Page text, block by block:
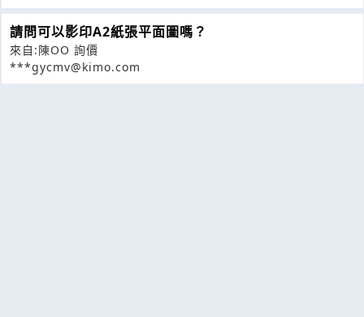
請問可以影印A2紙張平面圖嗎？
來自:陳OO 詢價
***gycmv@kimo.com